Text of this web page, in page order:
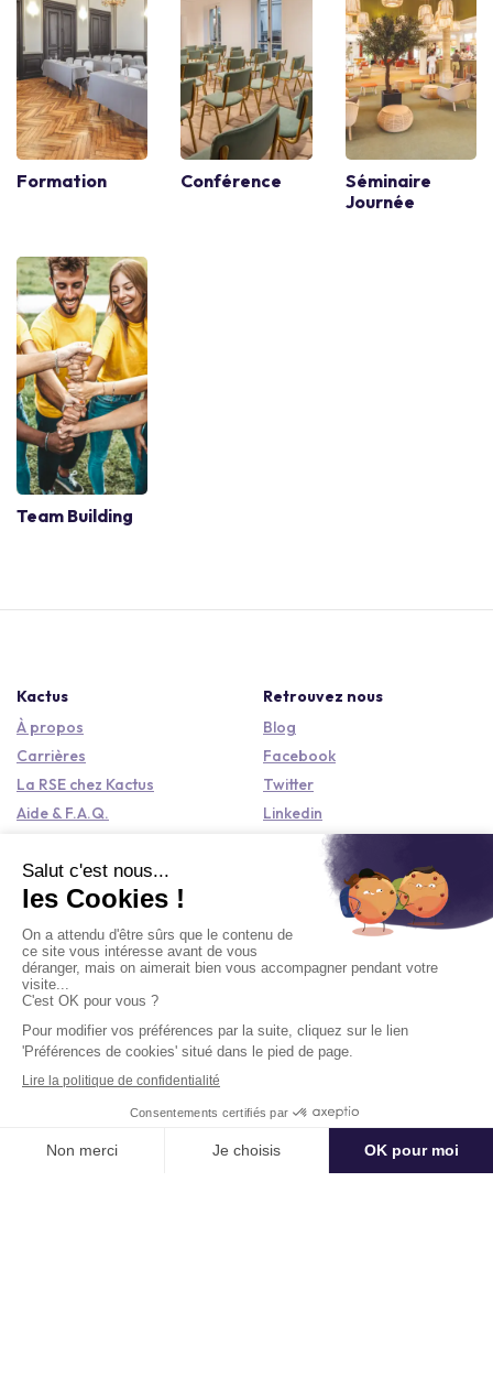
Formation Conférence
Séminaire
Journée
Team Building
Kactus
À propos
Carrières
La RSE chez Kactus
Aide & F.A.Q.
Events
Retrouvez nous
Blog
Facebook
Twitter
Linkedin
Instagram
Entreprise
Notre offre corporate
Partenaires
activité
partenaire
Contact
hello@kactus.com